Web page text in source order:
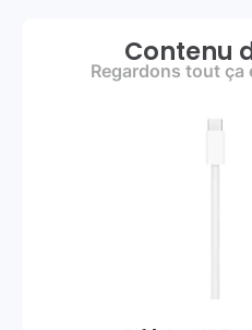
Contenu
Regardons tout ça